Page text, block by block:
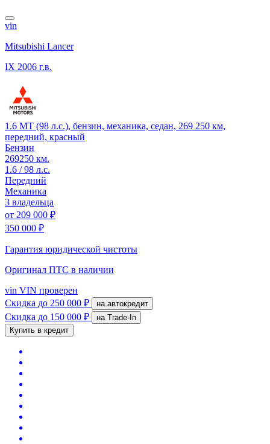
vin
Mitsubishi Lancer
IX 2006 г.в.
1.6 MT (98 л.с.), бензин, механика, седан, 269 250 км,
передний, красный
Бензин
269250 км.
1.6 / 98 л.с.
Передний
Механика
3 владельца
от 209 000 ₽
350 000 ₽
Гарантия юридической чистоты
Оригинал ПТС в наличии
vin VIN проверен
Скидка до 250 000 ₽ на автокредит
Скидка до 150 000 ₽
на Trade-In
Купить в кредит